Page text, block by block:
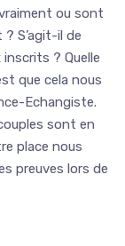
ou sont
S’agit-il de
? Quelle
que cela nous
Echangiste.
sont en
place nous
preuves lors de